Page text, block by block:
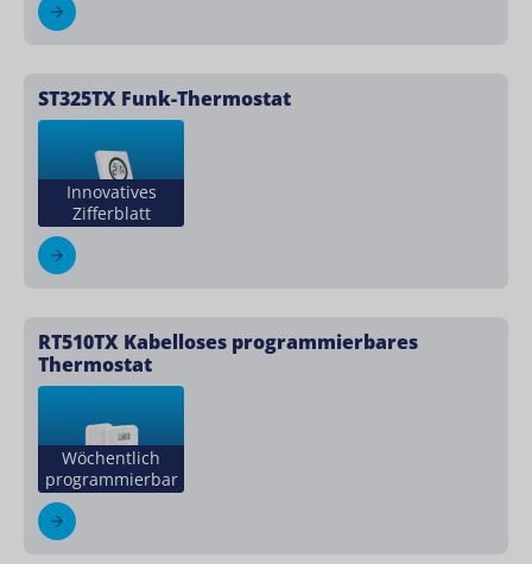
ST325TX Funk-Thermostat
Innovatives
Zifferblatt
RT510TX Kabelloses programmierbares
Thermostat
Wöchentlich
programmierbar